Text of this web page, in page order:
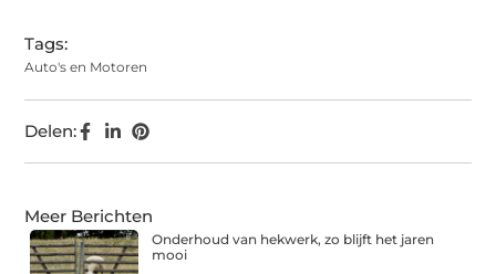
Tags:
Auto's en Motoren
Delen:
Meer Berichten
Onderhoud van hekwerk, zo blijft het jaren
mooi